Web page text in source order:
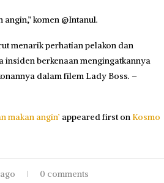
komen @Intanul.
menarik perhatian pelakon dan
insiden berkenaan mengingatkannya
dalam filem Lady Boss. –
makan angin’ appeared first on Kosmo
0 comments